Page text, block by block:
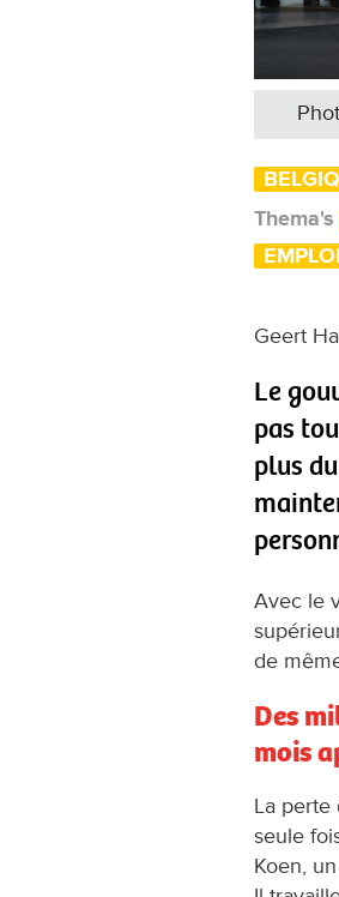
Thema's
Geert
Le
pas
plus
Avec le
de
Des
mois
La perte
seule
Koen,